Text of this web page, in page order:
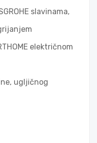
slavinama,
električnom
ugljičnog